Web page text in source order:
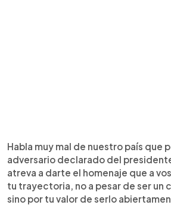
Habla muy mal de nuestro país que
adversario declarado del
atreva a darte el homenaje que a
tu trayectoria, no a pesar de ser un
sino por tu valor de serlo